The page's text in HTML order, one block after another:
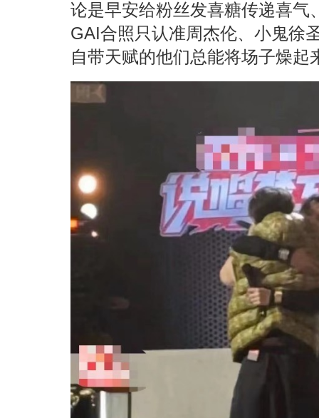
论是早安给粉丝发喜糖传递喜气
GAI合照只认准周杰伦、小鬼徐
自带天赋的他们总能将场子燥起